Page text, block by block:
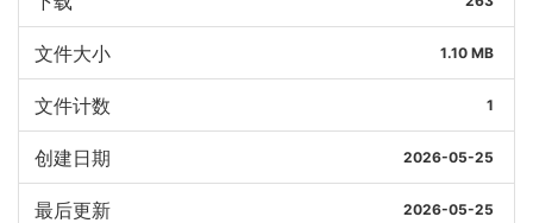
文件大小 1.10 MB
文件计数 1
创建日期 2026-05-25
最后更新 2026-05-25